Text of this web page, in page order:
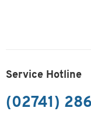
Service Hotline
(02741)